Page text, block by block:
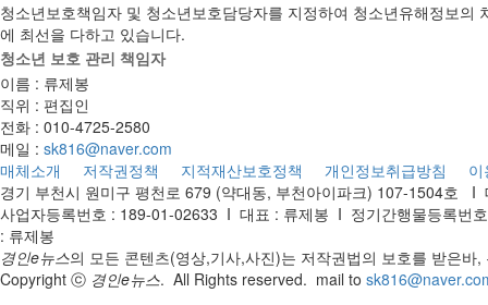
청소년보호책임자 및 청소년보호담당자를 지정하여 청소년유해정보
에 최선을 다하고 있습니다.
청소년 보호 관리 책임자
이름 : 류제봉
직위 : 편집인
전화 : 010-4725-2580
메일 : sk816@naver.com
매체소개
저작권정책 지적재산보호정책 개인정보취급방침
경기 부천시 원미구 평천로 679 (약대동, 부천아이파크) 107-1504호
Ι
사업자등록번호 : 189-01-02633 Ι 대표 : 류제봉 Ι 정기간행물등록번
: 류제봉
경인e뉴스의 모든 콘텐츠(영상,기사,사진)는 저작권법의 보호를 받은바
Copyright ⓒ 경인e뉴스. All Rights reserved. mail to